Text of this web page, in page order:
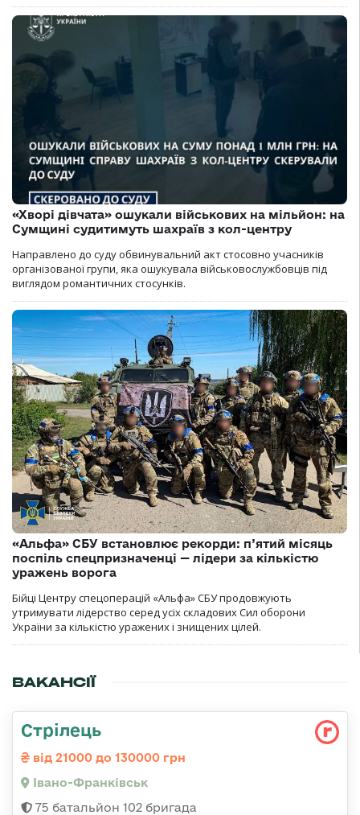
«Хворі дівчата» ошукали військових на мільйон: на
Сумщині судитимуть шахраїв з кол-центру
Направлено до суду обвинувальний акт стосовно учасників
організованої групи, яка ошукувала військовослужбовців під
виглядом романтичних стосунків.
«Альфа» СБУ встановлює рекорди: п’ятий місяць
поспіль спецпризначенці — лідери за кількістю
уражень ворога
Бійці Центру спецоперацій «Альфа» СБУ продовжують
утримувати лідерство серед усіх складових Сил оборони
України за кількістю уражених і знищених цілей.
ВАКАНСІЇ
Стрілець
від 21000 до 130000 грн
Івано-Франківськ
75 батальйон 102 бригада